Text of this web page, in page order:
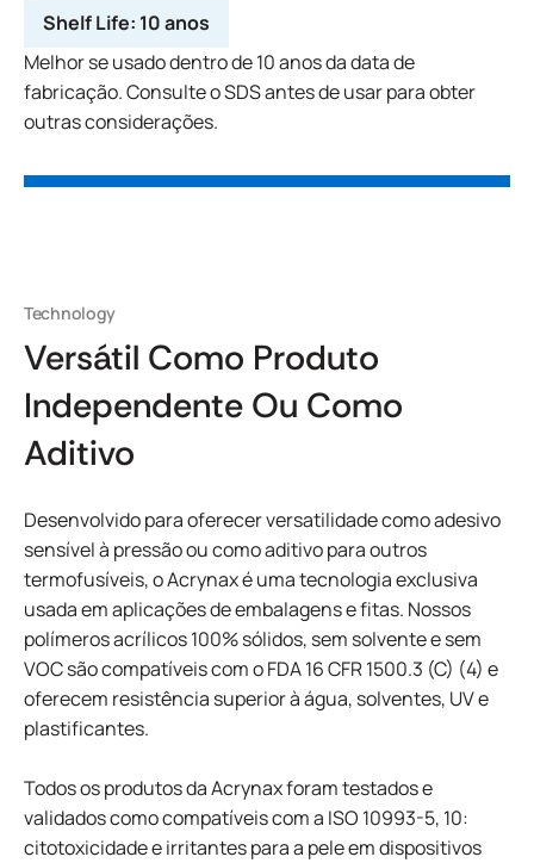
Shelf Life: 10 anos
Melhor se usado dentro de 10 anos da data de
fabricação. Consulte o SDS antes de usar para obter
outras considerações.
Technology
Versátil Como Produto
Independente Ou Como
Aditivo
Desenvolvido para oferecer versatilidade como adesivo
sensível à pressão ou como aditivo para outros
termofusíveis, o Acrynax é uma tecnologia exclusiva
usada em aplicações de embalagens e fitas. Nossos
polímeros acrílicos 100% sólidos, sem solvente e sem
VOC são compatíveis com o FDA 16 CFR 1500.3 (C) (4) e
oferecem resistência superior à água, solventes, UV e
plastificantes.
Todos os produtos da Acrynax foram testados e
validados como compatíveis com a ISO 10993-5, 10:
citotoxicidade e irritantes para a pele em dispositivos